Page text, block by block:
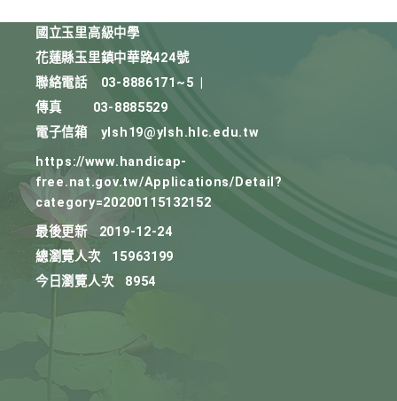
國立玉里高級中學
花蓮縣玉里鎮中華路424號
聯絡電話
03-8886171~5
傳真
03-8885529
電子信箱
ylsh19@ylsh.hlc.edu.tw
https://www.handicap-
free.nat.gov.tw/Applications/Detail?
category=20200115132152
最後更新
2019-12-24
總瀏覽人次
15963199
今日瀏覽人次
8954